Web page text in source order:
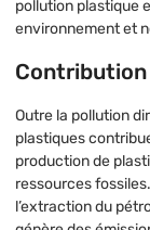
pollution plastique
environnement et
Outre la pollution
plastiques
production de
ressources
l’extraction du